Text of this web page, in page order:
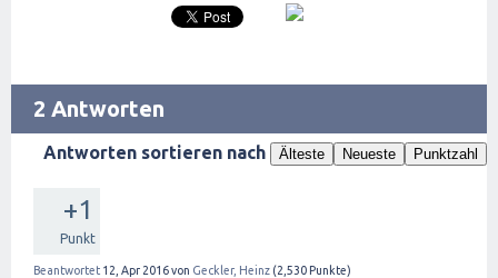
2 Antworten
Antworten sortieren nach Älteste Neueste Punktzahl
+1
Punkt
Beantwortet 12, Apr 2016von Geckler, Heinz (2,530 Punkte)